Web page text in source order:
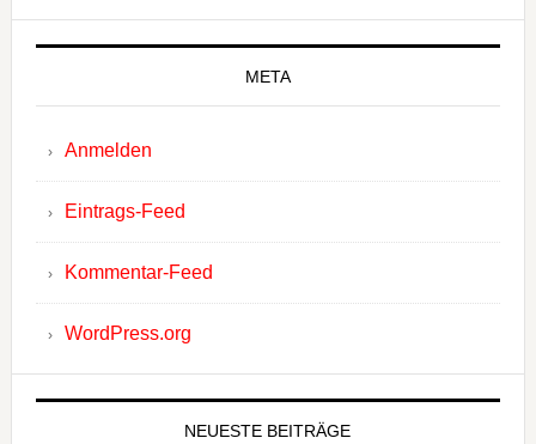
META
Anmelden
Eintrags-Feed
Kommentar-Feed
WordPress.org
NEUESTE BEITRÄGE